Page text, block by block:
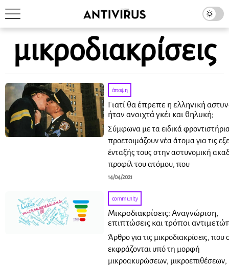
μικροδιακρίσεις
άποψη
Γιατί θα έπρεπε η ελληνική
ήταν ανοιχτά γκέι και θηλυκή;
Σύμφωνα με τα ειδικά
προετοιμάζουν νέα άτομα για τις
ένταξής τους στην αστυνομική
προφίλ του ατόμου, που
14/04/2021
community
Μικροδιακρίσεις: Αναγνώριση,
επιπτώσεις και τρόποι
Άρθρο για τις μικροδιακρίσεις,
εκφράζονται υπό τη μορφή
μικροακυρώσεων, μικροεπιθέσεων,